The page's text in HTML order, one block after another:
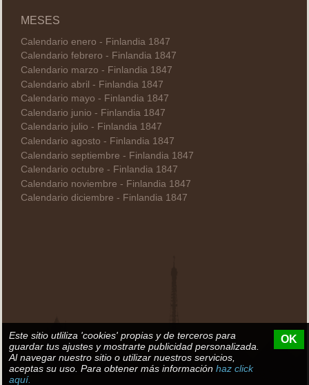
MESES
Calendario enero - Finlandia 1847
Calendario febrero - Finlandia 1847
Calendario marzo - Finlandia 1847
Calendario abril - Finlandia 1847
Calendario mayo - Finlandia 1847
Calendario junio - Finlandia 1847
Calendario julio - Finlandia 1847
Calendario agosto - Finlandia 1847
Calendario septiembre - Finlandia 1847
Calendario octubre - Finlandia 1847
Calendario noviembre - Finlandia 1847
Calendario diciembre - Finlandia 1847
Este sitio utliliza 'cookies' propias y de terceros para
guardar tus ajustes y mostrarte publicidad personalizada.
Al navegar nuestro sitio o utilizar nuestros servicios,
aceptas su uso. Para obtener más información haz click
aquí.
OK